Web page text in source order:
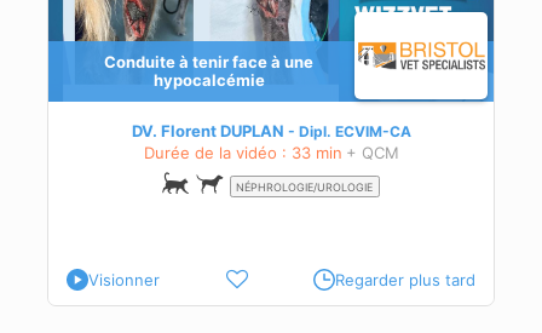
Conduite à tenir face à une
hypocalcémie
DV. Florent DUPLAN Dipl. ECVIM-CA
Durée de la vidéo : 33 min + QCM
NÉPHROLOGIE/UROLOGIE
Visionner Regarder plus tard